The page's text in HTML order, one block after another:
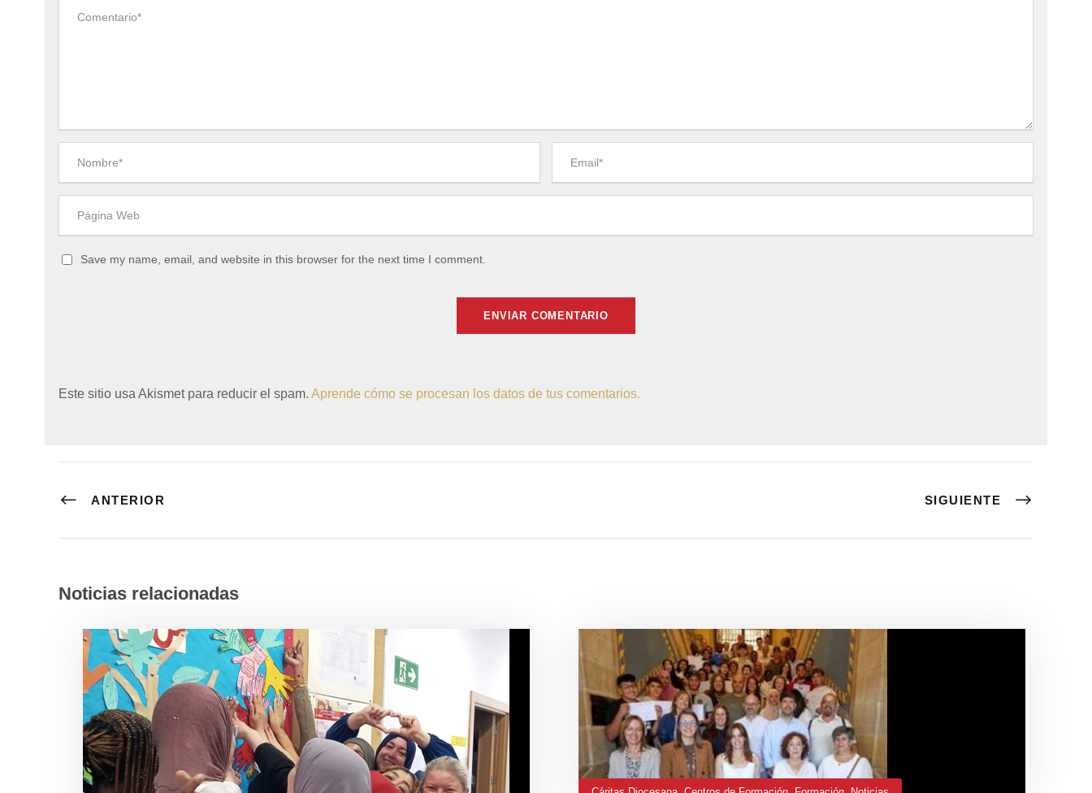
Save my name, email, and website in this browser for the next time I comment.
Este sitio usa Akismet para reducir el spam. Aprende cómo se procesan los datos de tus comentarios.
ANTERIOR SIGUIENTE
Noticias relacionadas